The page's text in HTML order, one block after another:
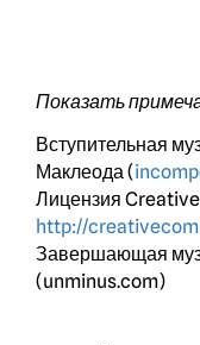
Показать
Вступительная
Маклеода (
Лицензия
http://
Завершающая
(unminus.com)